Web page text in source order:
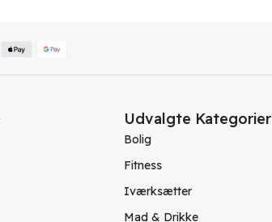
Udvalgte Kategorier
Bolig
Fitness
Iværksætter
Mad & Drikke